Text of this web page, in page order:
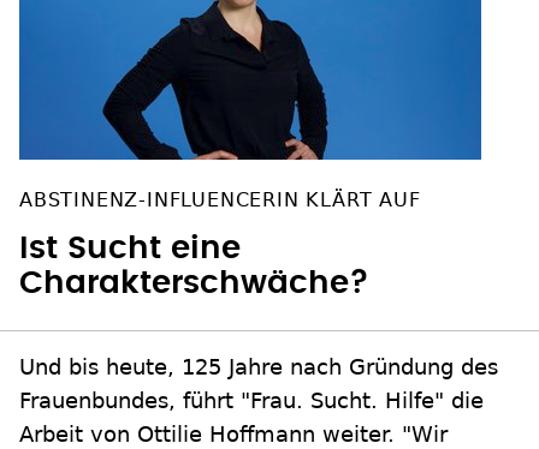
ABSTINENZ-INFLUENCERIN KLÄRT AUF
Ist Sucht eine
Charakterschwäche?
Und bis heute, 125 Jahre nach Gründung des
Frauenbundes, führt "Frau. Sucht. Hilfe" die
Arbeit von Ottilie Hoffmann weiter. "Wir